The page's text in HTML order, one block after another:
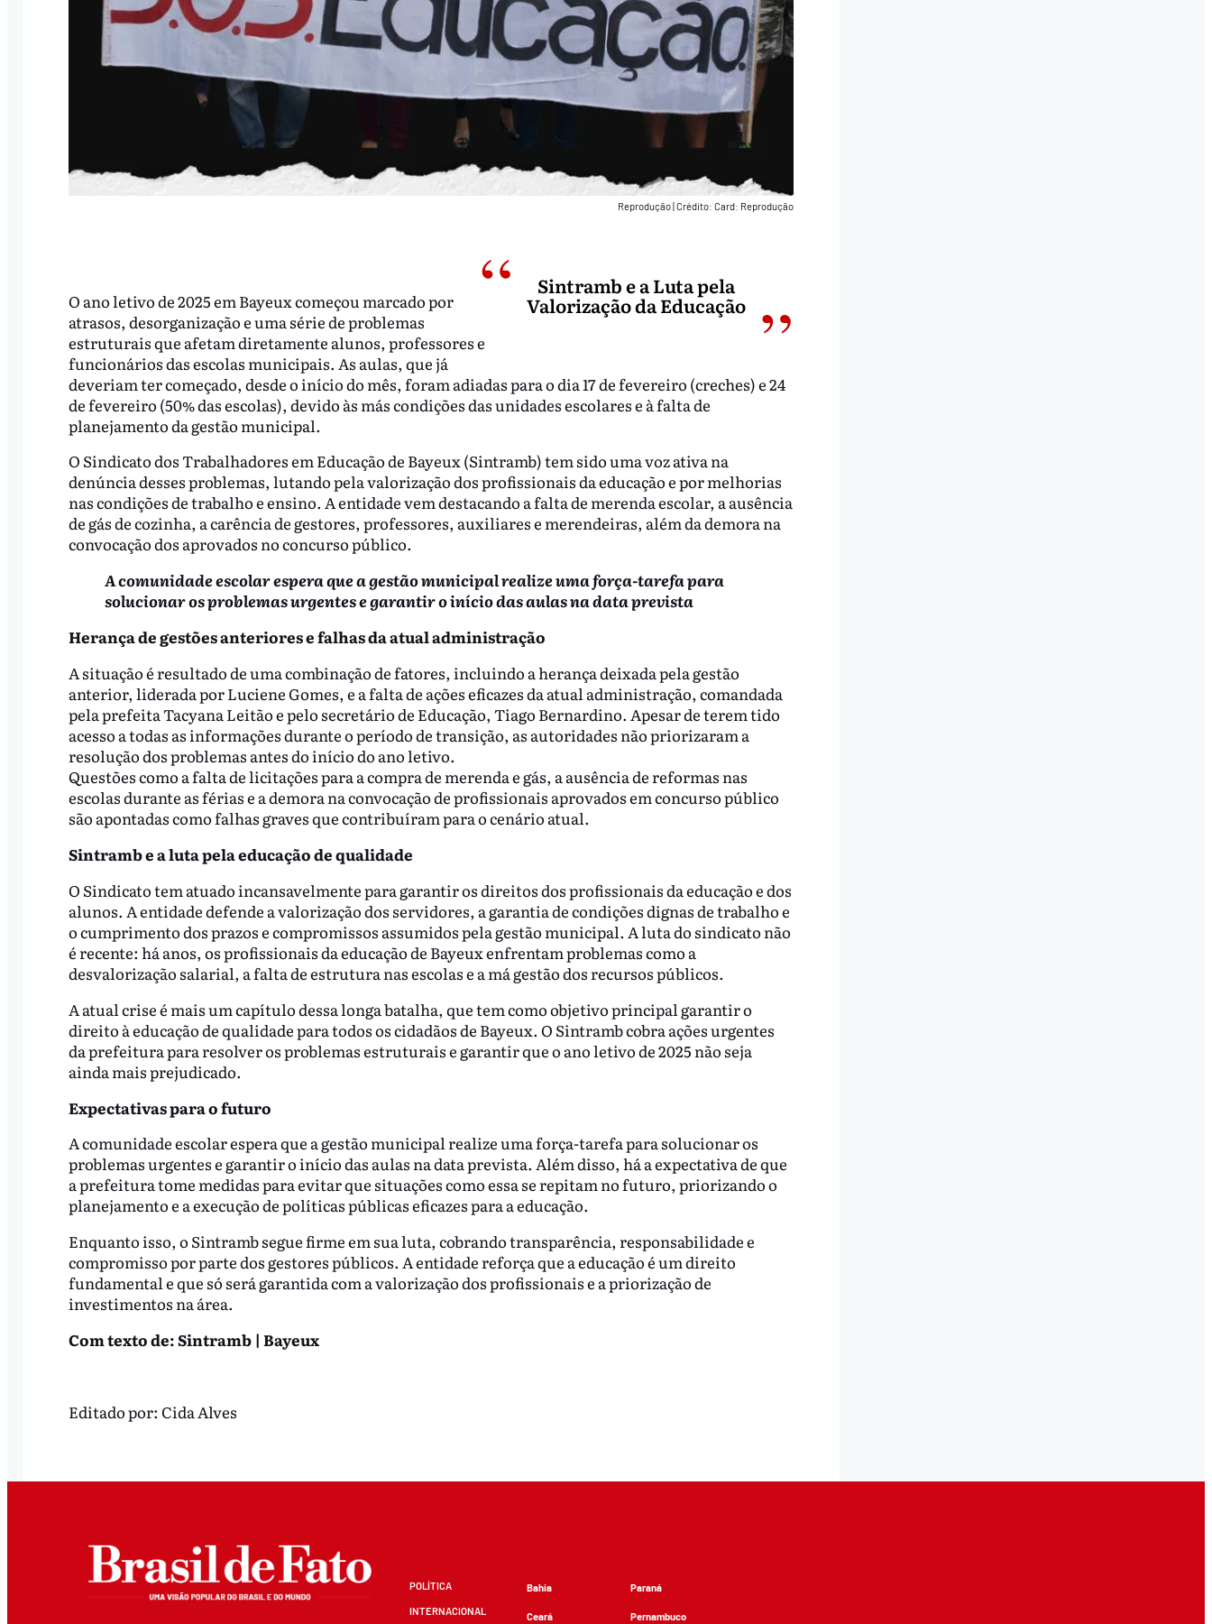
Reprodução Crédito: Card: Reprodução
Sintramb e a Luta pela
Valorização da Educação
O ano letivo de 2025 em Bayeux começou marcado por
atrasos, desorganização e uma série de problemas
estruturais que afetam diretamente alunos, professores e
funcionários das escolas municipais. As aulas, que já
deveriam ter começado, desde o início do mês, foram adiadas para o dia 17 de fevereiro (creches) e 24
de fevereiro (50% das escolas), devido às más condições das unidades escolares e à falta de
planejamento da gestão municipal.
O Sindicato dos Trabalhadores em Educação de Bayeux (Sintramb) tem sido uma voz ativa na
denúncia desses problemas, lutando pela valorização dos profissionais da educação e por melhorias
nas condições de trabalho e ensino. A entidade vem destacando a falta de merenda escolar, a ausência
de gás de cozinha, a carência de gestores, professores, auxiliares e merendeiras, além da demora na
convocação dos aprovados no concurso público.
A comunidade escolar espera que a gestão municipal realize uma força-tarefa para
solucionar os problemas urgentes e garantir o início das aulas na data prevista
Herança de gestões anteriores e falhas da atual administração
A situação é resultado de uma combinação de fatores, incluindo a herança deixada pela gestão
anterior, liderada por Luciene Gomes, e a falta de ações eficazes da atual administração, comandada
pela prefeita Tacyana Leitão e pelo secretário de Educação, Tiago Bernardino. Apesar de terem tido
acesso a todas as informações durante o período de transição, as autoridades não priorizaram a
resolução dos problemas antes do início do ano letivo.
Questões como a falta de licitações para a compra de merenda e gás, a ausência de reformas nas
escolas durante as férias e a demora na convocação de profissionais aprovados em concurso público
são apontadas como falhas graves que contribuíram para o cenário atual.
Sintramb e a luta pela educação de qualidade
O Sindicato tem atuado incansavelmente para garantir os direitos dos profissionais da educação e dos
alunos. A entidade defende a valorização dos servidores, a garantia de condições dignas de trabalho e
o cumprimento dos prazos e compromissos assumidos pela gestão municipal. A luta do sindicato não
é recente: há anos, os profissionais da educação de Bayeux enfrentam problemas como a
desvalorização salarial, a falta de estrutura nas escolas e a má gestão dos recursos públicos.
A atual crise é mais um capítulo dessa longa batalha, que tem como objetivo principal garantir o
direito à educação de qualidade para todos os cidadãos de Bayeux. O Sintramb cobra ações urgentes
da prefeitura para resolver os problemas estruturais e garantir que o ano letivo de 2025 não seja
ainda mais prejudicado.
Expectativas para o futuro
A comunidade escolar espera que a gestão municipal realize uma força-tarefa para solucionar os
problemas urgentes e garantir o início das aulas na data prevista. Além disso, há a expectativa de que
a prefeitura tome medidas para evitar que situações como essa se repitam no futuro, priorizando o
planejamento e a execução de políticas públicas eficazes para a educação.
Enquanto isso, o Sintramb segue firme em sua luta, cobrando transparência, responsabilidade e
compromisso por parte dos gestores públicos. A entidade reforça que a educação é um direito
fundamental e que só será garantida com a valorização dos profissionais e a priorização de
investimentos na área.
Com texto de: Sintramb | Bayeux
Editado por: Cida Alves
POLÍTICA
INTERNACIONAL
Bahia
Ceará
Paraná
Pernambuco